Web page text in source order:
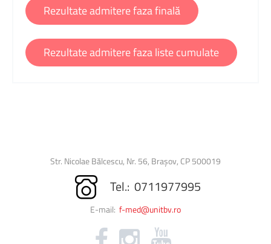
Rezultate admitere faza finală
Rezultate admitere faza liste cumulate
Str. Nicolae Bălcescu, Nr. 56, Brașov, CP 500019
Tel.: 0711977995
E-mail: f-med@unitbv.ro